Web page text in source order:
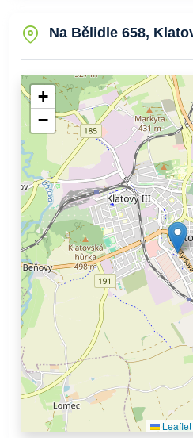
Na Bělidle 658,
+
−
Leaflet